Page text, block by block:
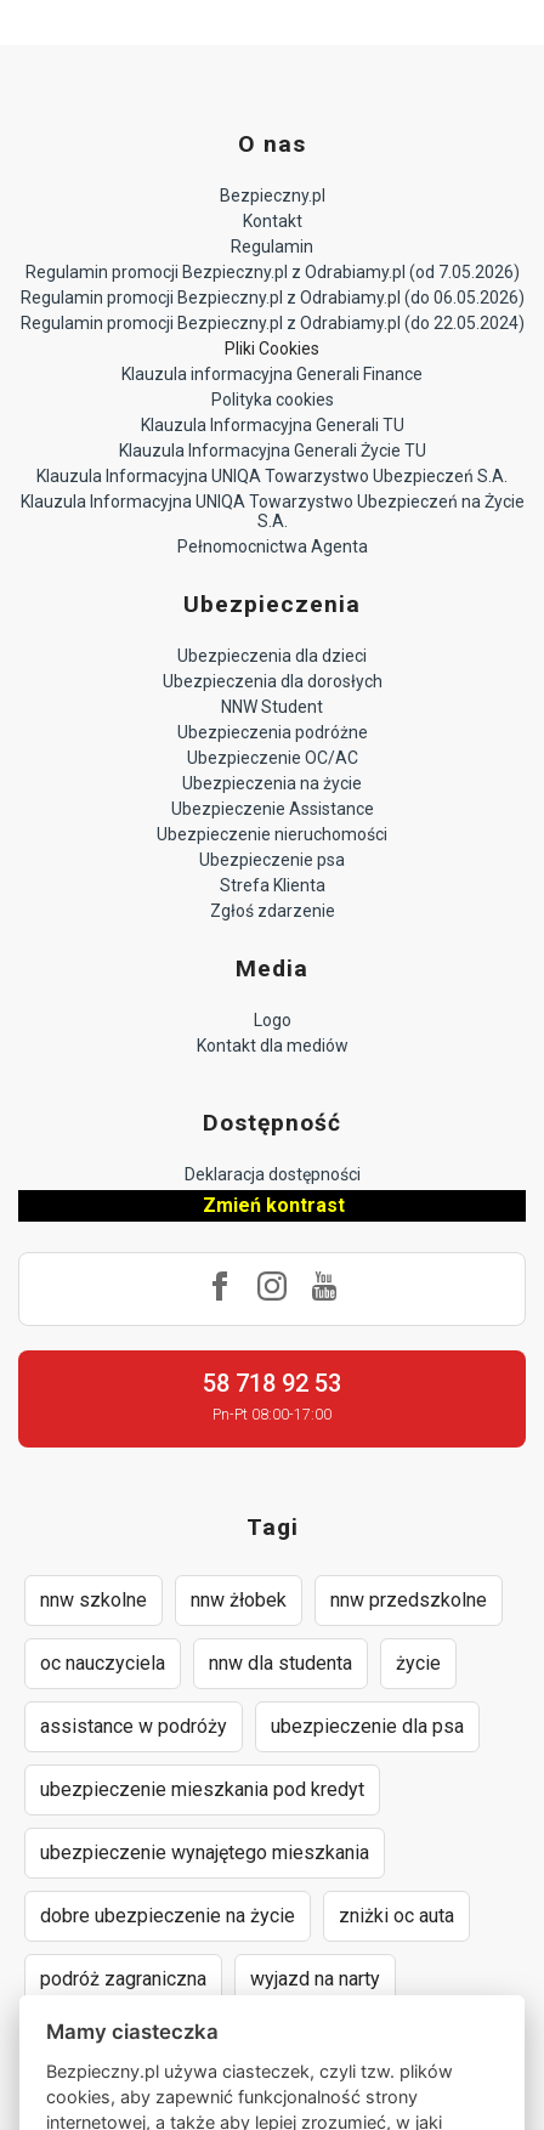
O nas
Bezpieczny.pl
Kontakt
Regulamin
Regulamin promocji Bezpieczny.pl z Odrabiamy.pl (od 7.05.2026)
Regulamin promocji Bezpieczny.pl z Odrabiamy.pl (do 06.05.2026)
Regulamin promocji Bezpieczny.pl z Odrabiamy.pl (do 22.05.2024)
Pliki Cookies
Klauzula informacyjna Generali Finance
Polityka cookies
Klauzula Informacyjna Generali TU
Klauzula Informacyjna Generali Życie TU
Klauzula Informacyjna UNIQA Towarzystwo Ubezpieczeń S.A.
Klauzula Informacyjna UNIQA Towarzystwo Ubezpieczeń na Życie
S.A.
Pełnomocnictwa Agenta
Ubezpieczenia
Ubezpieczenia dla dzieci
Ubezpieczenia dla dorosłych
NNW Student
Ubezpieczenia podróżne
Ubezpieczenie OC/AC
Ubezpieczenia na życie
Ubezpieczenie Assistance
Ubezpieczenie nieruchomości
Ubezpieczenie psa
Strefa Klienta
Zgłoś zdarzenie
Media
Logo
Kontakt dla mediów
Dostępność
Deklaracja dostępności
Zmień kontrast
58 718 92 53
Pn-Pt 08:00-17:00
Tagi
nnw szkolne nnw żłobek nnw przedszkolne
oc nauczyciela nnw dla studenta życie
assistance w podróży ubezpieczenie dla psa
ubezpieczenie mieszkania pod kredyt
ubezpieczenie wynajętego mieszkania
dobre ubezpieczenie na życie zniżki oc auta
podróż zagraniczna wyjazd na narty
assistance dla aut powyżej 15 lat
następstwa nieszczęśliwych wypadków
Mamy ciasteczka
Bezpieczny.pl używa ciasteczek, czyli tzw. plików
cookies, aby zapewnić funkcjonalność strony
internetowej, a także aby lepiej zrozumieć, w jaki